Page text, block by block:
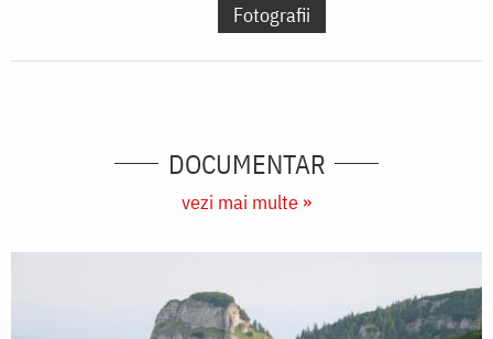
Fotografii
DOCUMENTAR
vezi mai multe »